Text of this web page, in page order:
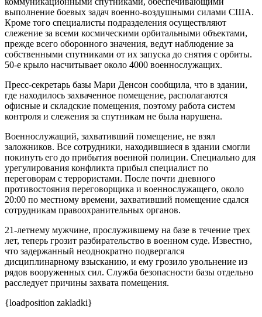
выполнение боевых задач военно-воздушными силами США.
Кроме того специалисты подразделения осуществляют
слежение за всеми космическими орбитальными объектами,
прежде всего оборонного значения, ведут наблюдение за
собственными спутниками от их запуска до снятия с орбиты.
50-е крыло насчитывает около 4000 военнослужащих.
Пресс-секретарь базы Мари Денсон сообщила, что в здании,
где находилось захваченное помещение, располагаются
офисные и складские помещения, поэтому работа систем
контроля и слежения за спутникам не была нарушена.
Военнослужащий, захвативший помещение, не взял
заложников. Все сотрудники, находившиеся в здании смогли
покинуть его до прибытия военной полиции. Специально для
урегулирования конфликта прибыл специалист по
переговорам с террористами. После почти дневного
противостояния переговорщика и военнослужащего, около
20:00 по местному времени, захвативший помещение сдался
сотрудникам правоохранительных органов.
21-летнему мужчине, прослужившему на базе в течение трех
лет, теперь грозит разбирательство в военном суде. Известно,
что задержанный неоднократно подвергался
дисциплинарному взысканию, и ему грозило увольнение из
рядов вооруженных сил. Служба безопасности базы отдельно
расследует причины захвата помещения.
{loadposition zakladki}